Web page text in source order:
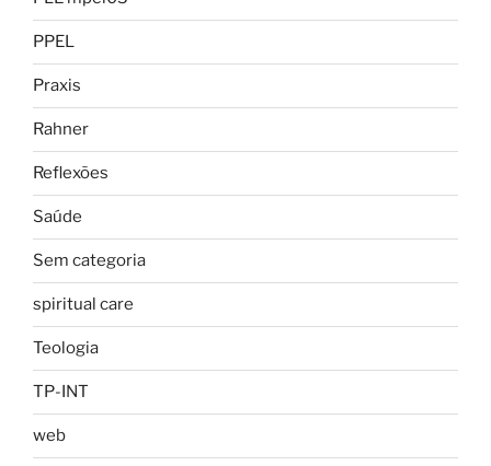
PPEL
Praxis
Rahner
Reflexões
Saúde
Sem categoria
spiritual care
Teologia
TP-INT
web